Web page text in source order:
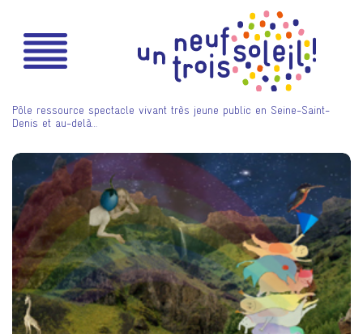
Pôle ressource spectacle vivant très jeune public en Seine-Saint-
Denis et au-delà…